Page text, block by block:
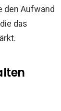
den Aufwand
das